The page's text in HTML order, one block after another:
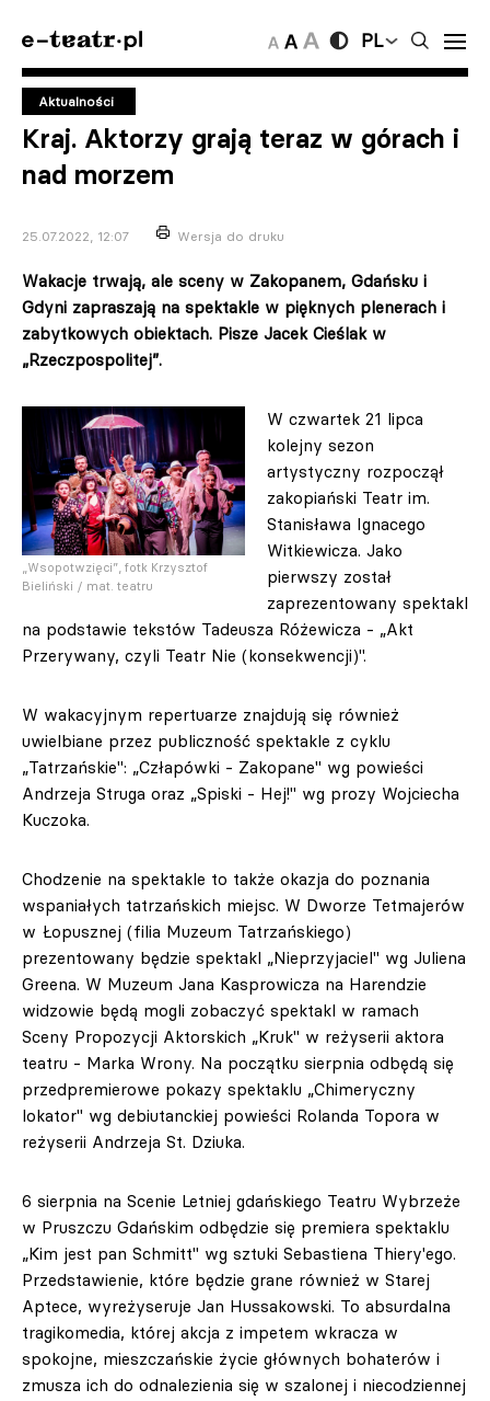
PL
Aktualności
Kraj. Aktorzy grają teraz w górach i
nad morzem
25.07.2022, 12:07 Wersja do druku
Wakacje trwają, ale sceny w Zakopanem, Gdańsku i
Gdyni zapraszają na spektakle w pięknych plenerach i
zabytkowych obiektach. Pisze Jacek Cieślak w
„Rzeczpospolitej”.
„Wsopotwzięci”, fotk Krzysztof
Bieliński / mat. teatru
W czwartek 21 lipca
kolejny sezon
artystyczny rozpoczął
zakopiański Teatr im.
Stanisława Ignacego
Witkiewicza. Jako
pierwszy został
zaprezentowany spektakl
na podstawie tekstów Tadeusza Różewicza - „Akt
Przerywany, czyli Teatr Nie (konsekwencji)".
W wakacyjnym repertuarze znajdują się również
uwielbiane przez publiczność spektakle z cyklu
„Tatrzańskie": „Człapówki - Zakopane" wg powieści
Andrzeja Struga oraz „Spiski - Hej!" wg prozy Wojciecha
Kuczoka.
Chodzenie na spektakle to także okazja do poznania
wspaniałych tatrzańskich miejsc. W Dworze Tetmajerów
w Łopusznej (filia Muzeum Tatrzańskiego)
prezentowany będzie spektakl „Nieprzyjaciel" wg Juliena
Greena. W Muzeum Jana Kasprowicza na Harendzie
widzowie będą mogli zobaczyć spektakl w ramach
Sceny Propozycji Aktorskich „Kruk" w reżyserii aktora
teatru - Marka Wrony. Na początku sierpnia odbędą się
przedpremierowe pokazy spektaklu „Chimeryczny
lokator" wg debiutanckiej powieści Rolanda Topora w
reżyserii Andrzeja St. Dziuka.
6 sierpnia na Scenie Letniej gdańskiego Teatru Wybrzeże
w Pruszczu Gdańskim odbędzie się premiera spektaklu
„Kim jest pan Schmitt" wg sztuki Sebastiena Thiery'ego.
Przedstawienie, które będzie grane również w Starej
Aptece, wyreżyseruje Jan Hussakowski. To absurdalna
tragikomedia, której akcja z impetem wkracza w
spokojne, mieszczańskie życie głównych bohaterów i
zmusza ich do odnalezienia się w szalonej i niecodziennej